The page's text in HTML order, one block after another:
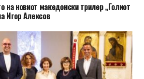
на новиот македонски трилер „Голиот
Игор Алексов